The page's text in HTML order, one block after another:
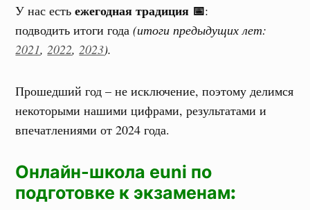
У нас естьежегодная традиция 📅:
подводить итоги года(итоги предыдущих лет:
2021, 2022, 2023).
Прошедший год – не исключение, поэтому делимся
некоторыми нашими цифрами, результатами и
впечатлениями от 2024 года.
Онлайн-школа euni по
подготовке к экзаменам: